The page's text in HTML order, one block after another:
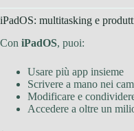
iPadOS: multitasking e
Con iPadOS, puoi:
Usare più app insieme
Scrivere a mano nei
Modificare e
Accedere a oltre un